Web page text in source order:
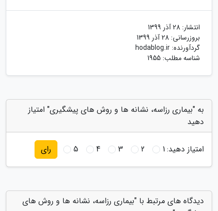
انتشار: 28 آذر 1399
بروزرسانی: 28 آذر 1399
گردآورنده: hodablog.ir
شناسه مطلب: 1955
به "بیماری رزاسه، نشانه ها و روش های پیشگیری" امتیاز
دهید
امتیاز دهید:1
2
3
4
5 رای
دیدگاه های مرتبط با "بیماری رزاسه، نشانه ها و روش های